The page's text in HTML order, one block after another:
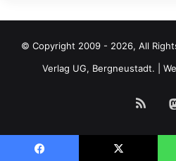
© Copyright 2009 - 2026, All
Verlag UG, Bergneustadt. |
RSS